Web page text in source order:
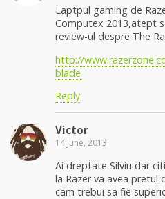
Laptpul gaming de
Computex 2013,atept
review-ul despre The
http://
blade
Reply
Victor
14 June, 2013
Ai dreptate Silviu dar
la Razer va avea pretul
cam trebui sa fie